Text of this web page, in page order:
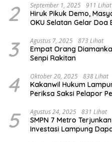
2 September 1, 2025 911 Lihat
Hiruk Pikuk Demo,
OKU Selatan Gelar Doa
3 Agustus 7, 2025 873 Lihat
Empat Orang
Senpi Rakitan
4 Oktober 20, 2025 838 Lihat
Kakanwil Hukum
Periksa Saksi Pelapor
5 Agustus 24, 2025 831 Lihat
SMPN 7 Metro
Investasi Lampung